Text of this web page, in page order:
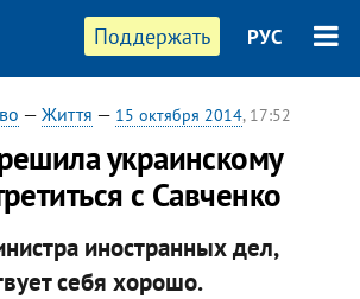
Поддержать РУС
— Життя — 15 октября 2014, 17:52
украинскому
с Савченко
иностранных дел,
себя хорошо.